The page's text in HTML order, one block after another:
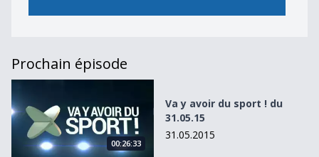
Prochain épisode
00:26:33
Va y avoir du sport ! du
31.05.15
31.05.2015